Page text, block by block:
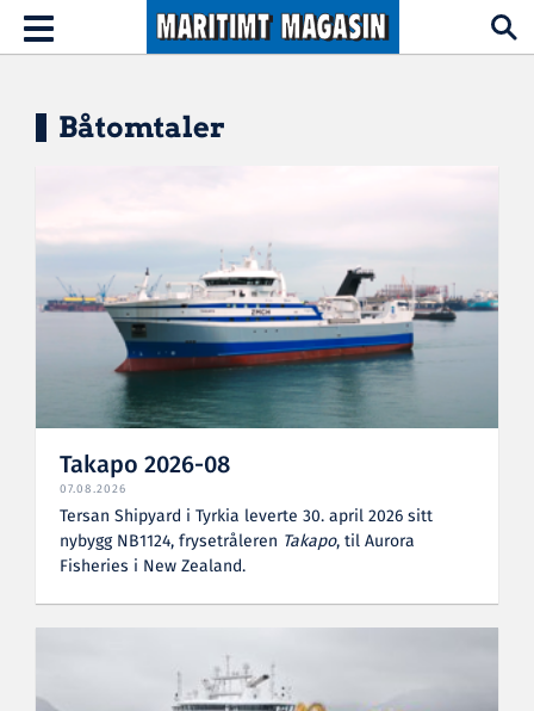
Hopp til hovedinnhold
Toggle
navigation
Båtomtaler
Takapo 2026-08
07.08.2026
Tersan Shipyard i Tyrkia leverte 30. april 2026 sitt
nybygg NB1124, frysetråleren Takapo, til Aurora
Fisheries i New Zealand.